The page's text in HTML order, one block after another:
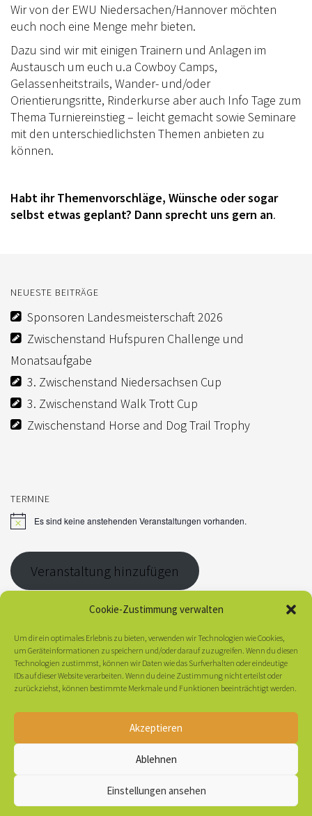
Cookie-Zustimmung verwalten
Um dir ein optimales Erlebnis zu bieten, verwenden wir Technologien wie Cookies,
um Geräteinformationen zu speichern und/oder darauf zuzugreifen. Wenn du diesen
Technologien zustimmst, können wir Daten wie das Surfverhalten oder eindeutige
IDs auf dieser Website verarbeiten. Wenn du deine Zustimmung nicht erteilst oder
zurückziehst, können bestimmte Merkmale und Funktionen beeinträchtigt werden.
Akzeptieren
Ablehnen
Einstellungen ansehen
SPONSOREN 2022
SPONSOREN 2021
SPONSOREN 2019
MITGLIED WERDEN
SATZUNG/RECHTSORDNUNG
TURNIERSPORT
KADER
JUNGPFERDEPROGRAMM
TRAINER
WESTERNREITEN
AUSBILDUNG
AUSBILDUNG TURNIERFACHLEUTE
FREIZEIT
HUFSPUREN CHALLENGE
REITZEIT
BREITENSPORT
KONTAKT
IMPRESSUM
DATENSCHUTZ
Wir von der EWU Niedersachen/Hannover möchten
euch noch eine Menge mehr bieten.
Dazu sind wir mit einigen Trainern und Anlagen im
Austausch um euch u.a Cowboy Camps,
Gelassenheitstrails, Wander- und/oder
Orientierungsritte, Rinderkurse aber auch Info Tage zum
Thema Turniereinstieg – leicht gemacht sowie Seminare
mit den unterschiedlichsten Themen anbieten zu
können.
Habt ihr Themenvorschläge, Wünsche oder sogar
selbst etwas geplant? Dann sprecht uns gern an.
NEUESTE BEITRÄGE
Sponsoren Landesmeisterschaft 2026
Zwischenstand Hufspuren Challenge und
Monatsaufgabe
3. Zwischenstand Niedersachsen Cup
3. Zwischenstand Walk Trott Cup
Zwischenstand Horse and Dog Trail Trophy
TERMINE
H
w
e
i
s
Es sind keine anstehenden Veranstaltungen vorhanden.
Veranstaltung hinzufügen
KONTAKT
EWU Niedersachsen Hannover e.V.
Honerdingen 117A
Ingo Krüger
Mobil: +49 176 61266966
E-Mail: